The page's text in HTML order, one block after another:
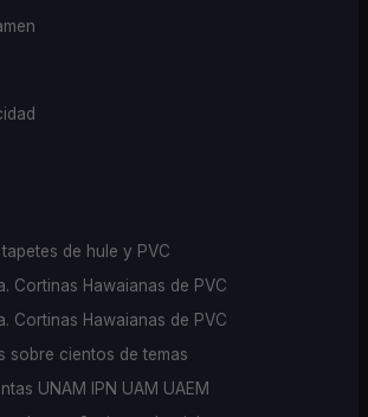
de hule y PVC
Cortinas Hawaianas de PVC
Cortinas Hawaianas de PVC
sobre cientos de temas
UNAM IPN UAM UAEM